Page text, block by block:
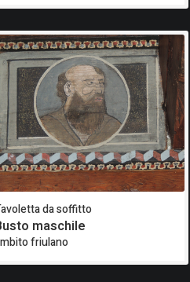
da soffitto
maschile
friulano